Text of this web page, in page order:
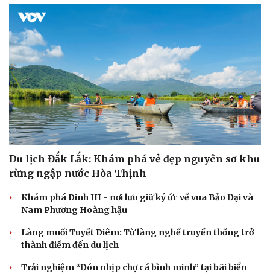
Du lịch Đắk Lắk: Khám phá vẻ đẹp nguyên sơ khu
rừng ngập nước Hòa Thịnh
Khám phá Dinh III - nơi lưu giữ ký ức về vua Bảo Đại và
Nam Phương Hoàng hậu
Làng muối Tuyết Diêm: Từ làng nghề truyền thống trở
thành điểm đến du lịch
Trải nghiệm “Đón nhịp chợ cá bình minh” tại bãi biển